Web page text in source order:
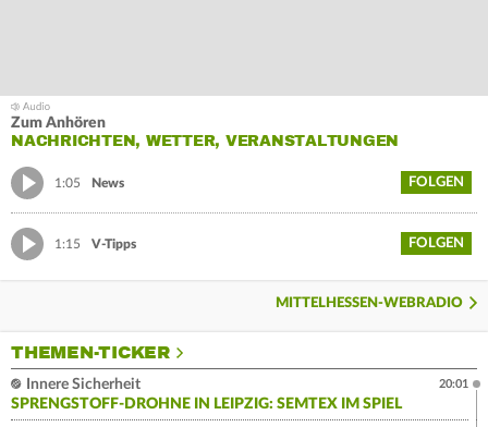
Zum Anhören
NACHRICHTEN, WETTER, VERANSTALTUNGEN
1:05 News FOLGEN
1:15 V-Tipps FOLGEN
MITTELHESSEN-WEBRADIO
THEMEN-TICKER
Innere Sicherheit
SPRENGSTOFF-DROHNE IN LEIPZIG: SEMTEX IM SPIEL
20:01